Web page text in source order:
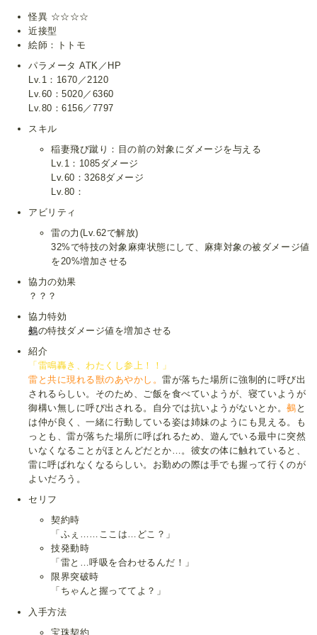
怪異 ☆☆☆☆
近接型
絵師：トトモ
パラメータ ATK／HP
Lv.1：1670／2120
Lv.60：5020／6360
Lv.80：6156／7797
スキル
稲妻飛び蹴り：目の前の対象にダメージを与える
Lv.1：1085ダメージ
Lv.60：3268ダメージ
Lv.80：
アビリティ
雷の力(Lv.62で解放)
32%で特技の対象麻痺状態にして、麻痺対象の被ダメージ値
を20%増加させる
協力の効果
？？？
協力特効
鵺の特技ダメージ値を増加させる
紹介
「雷鳴轟き、わたくし参上！！」
雷と共に現れる獣のあやかし。雷が落ちた場所に強制的に呼び出
されるらしい。そのため、ご飯を食べていようが、寝ていようが
御構い無しに呼び出される。自分では抗いようがないとか。鵺 と
は仲が良く、一緒に行動している姿は姉妹のようにも見える。も
っとも、雷が落ちた場所に呼ばれるため、遊んでいる最中に突然
いなくなることがほとんどだとか…。彼女の体に触れていると、
雷に呼ばれなくなるらしい。お勤めの際は手でも握って行くのが
よいだろう。
セリフ
契約時
「ふぇ……ここは…どこ？」
技発動時
「雷と…呼吸を合わせるんだ！」
限界突破時
「ちゃんと握っててよ？」
入手方法
宝珠契約